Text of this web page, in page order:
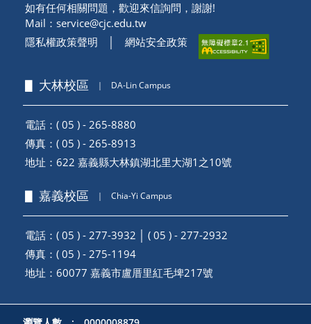
如有任何相關問題，歡迎來信詢問，謝謝!
Mail： service@cjc.edu.tw
隱私權政策聲明
網站安全政策
▋ 大林校區 ｜ DA-Lin Campus
電話：( 05 ) - 265-8880
傳真：( 05 ) - 265-8913
地址： 622 嘉義縣大林鎮湖北里大湖1之10號
▋ 嘉義校區 ｜ Chia-Yi Campus
電話：( 05 ) - 277-3932 │ ( 05 ) - 277-2932
傳真：( 05 ) - 275-1194
地址： 60077 嘉義市盧厝里紅毛埤217號